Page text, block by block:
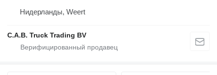
Нидерланды, Weert
C.A.B. Truck Trading BV